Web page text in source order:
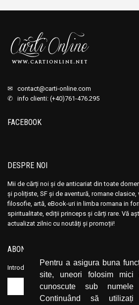
Pentru a asigura buna
site, uneori folosim mici
cunoscute sub
Continuând să utilizați
✉ contact@carti-online.com
✆ info clienti: (+40)761-476.295
FACEBOOK
DESPRE NOI
Mii de cărți noi și de anticariat din toate
și polițiste, SF și de aventură, romane clasice,
filosofie, artă, eBook-uri in limba romana in
spiritualitate, ediții princeps și cărți rare. Vă
actualizat zilnic cu noutăți și promoții!
ABONEAZĂ-TE LA NEWSLETTER
Introduceți adresa dvs. de email și dați click